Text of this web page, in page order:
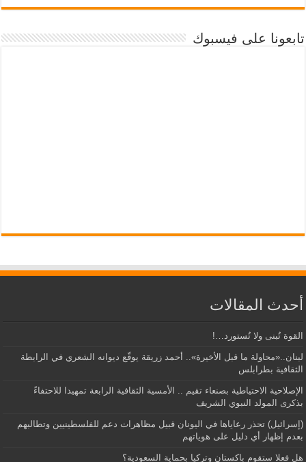
تابعونا على فيسبوك
أحدث المقالات
القوة تُبنى ولا تُستورد…!
لبنان..«محاولة ما قبل الأخيرة».. أحمد زريقة يوقّع ديوانه الشعري في الرابطة
الثقافية بطرابلس
الإصلاحية الاحتياطية بصنعاء تقيم .. الأمسية الثقافية الرابعة تمهيدا للاحتفاءً
بذكرى المولد النبوي الشريف
(إسرائيل) تحذر رعاياها في اليونان قبيل مظاهرات دعم للفلسطينيين وتطالبهم
بعدم إظهار أي دليل على هوياتهم
هل فعلا ستقوم باكستان وتركيا بحماية السعودية؟